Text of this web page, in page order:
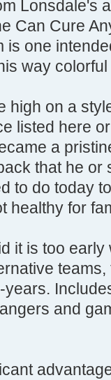
Lonsdale's
Can Cure
is one
way
high on a
listed here
a
that he or
to do today
healthy for
it is too
and